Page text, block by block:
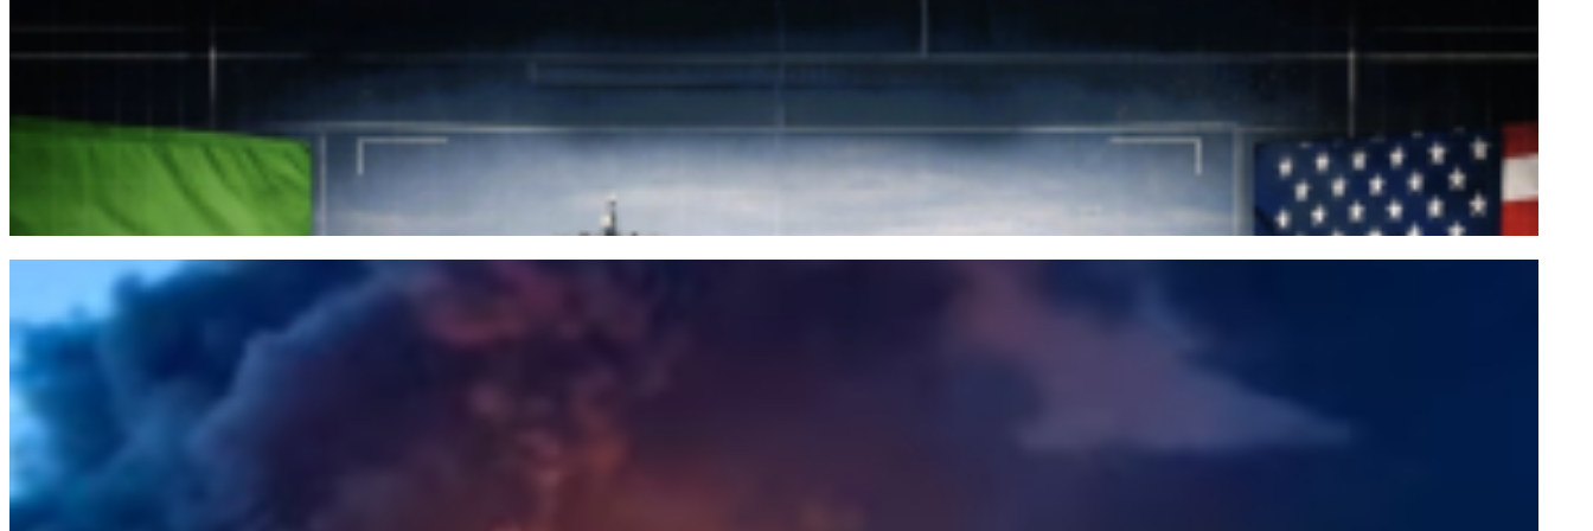
Maydan men tıldağı qajıtu soğısı: 12-14 şildedegi äskeri-strategiyalıq ahual
Uaqıtşa bitimniñ soñı: AQŞ pen Iran arasındağı teketires nelikten qayta uşıqtı?